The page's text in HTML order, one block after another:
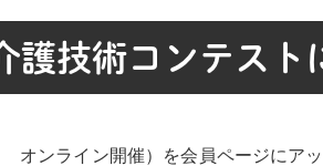
技術コンテスト
ンライン開催）を会員ページにアッ